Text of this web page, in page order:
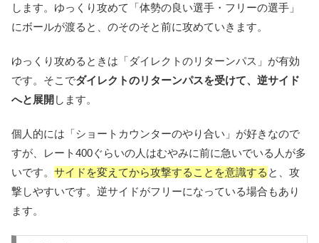
します。ゆっくり攻めて「体勢の良い選手・フリーの選手」
にボールが渡ると、のそのそと前に攻めていきます。
ゆっくり攻めるときは「ダイレクトのリターンパス」が有効
です。そこでダイレクトのリターンパスを受けて、逆サイド
へと展開 します。
個人的には「ショートカウンターのやり合い」が好きなので
すが、レート400ぐらいの人はむやみに前に急いでいる人が多
いです。 サイドを変えてから攻撃することを意識する と、攻
撃しやすいです。逆サイドがフリーになっている場合もあり
ます。